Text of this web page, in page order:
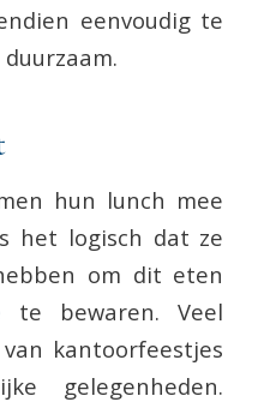
eenvoudig te
hun lunch mee
het logisch dat ze
om dit eten
te bewaren. Veel
kantoorfeestjes
gelegenheden.